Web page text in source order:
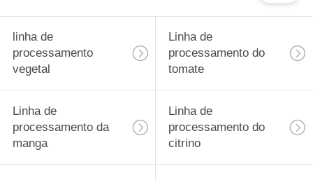
linha de
processamento
vegetal
Linha de
processamento do
tomate
Linha de
processamento da
manga
Linha de
processamento do
citrino